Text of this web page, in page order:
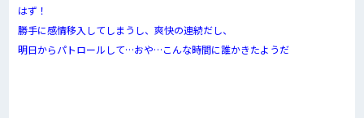
はず！
勝手に感情移入してしまうし、爽快の連続だし、
明日からパトロールして…おや…こんな時間に誰かきたようだ